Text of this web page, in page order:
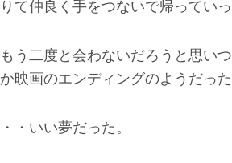
りて仲良く手をつないで帰っていっ
もう二度と会わないだろうと思い
か映画のエンディングのようだった
・・いい夢だった。